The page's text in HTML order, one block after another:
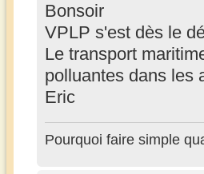
Bonsoir
VPLP s'est dès le
Le transport
polluantes dans les
Eric
Pourquoi faire simple